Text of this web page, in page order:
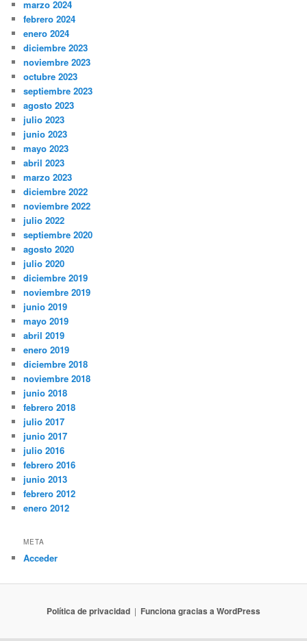
marzo 2024
febrero 2024
enero 2024
diciembre 2023
noviembre 2023
octubre 2023
septiembre 2023
agosto 2023
julio 2023
junio 2023
mayo 2023
abril 2023
marzo 2023
diciembre 2022
noviembre 2022
julio 2022
septiembre 2020
agosto 2020
julio 2020
diciembre 2019
noviembre 2019
junio 2019
mayo 2019
abril 2019
enero 2019
diciembre 2018
noviembre 2018
junio 2018
febrero 2018
julio 2017
junio 2017
julio 2016
febrero 2016
junio 2013
febrero 2012
enero 2012
META
Acceder
Política de privacidad Funciona gracias a WordPress